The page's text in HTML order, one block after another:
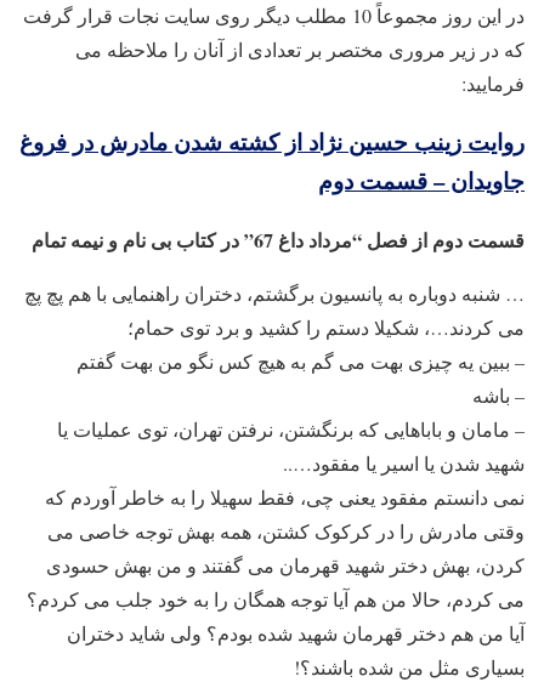
در این روز مجموعاً 10 مطلب دیگر روی سایت نجات قرار گرفت
که در زیر مروری مختصر بر تعدادی از آنان را ملاحظه می
فرمایید:
روایت زینب حسین نژاد از کشته شدن مادرش در فروغ
جاویدان – قسمت دوم
قسمت دوم از فصل “مرداد داغ 67” در کتاب بی نام و نیمه تمام
… شنبه دوباره به پانسیون برگشتم، دختران راهنمایی با هم پچ پچ
می کردند…، شکیلا دستم را کشید و برد توی حمام؛
– ببین یه چیزی بهت می گم به هیچ کس نگو من بهت گفتم
– باشه
– مامان و باباهایی که برنگشتن، نرفتن تهران، توی عملیات یا
شهید شدن یا اسیر یا مفقود…..
نمی دانستم مفقود یعنی چی، فقط سهیلا را به خاطر آوردم که
وقتی مادرش را در کرکوک کشتن، همه بهش توجه خاصی می
کردن، بهش دختر شهید قهرمان می گفتند و من بهش حسودی
می کردم، حالا من هم آیا توجه همگان را به خود جلب می کردم؟
آیا من هم دختر قهرمان شهید شده بودم؟ ولی شاید دختران
بسیاری مثل من شده باشند؟!